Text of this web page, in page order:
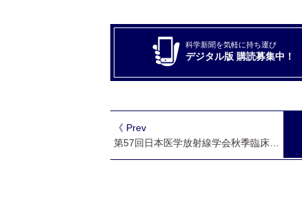
科学新聞を気軽に持ち運び
デジタル版 購読募集中！
《 Prev
第57回日本医学放射線学会秋季臨床大会